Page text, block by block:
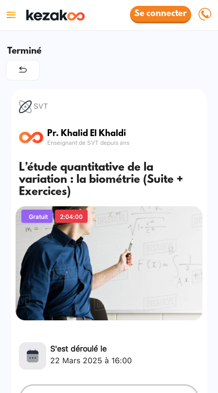
Se connecter
Terminé
SVT
Pr. Khalid El Khaldi
Enseignant de SVT depuis ans
L’étude quantitative de la
variation : la biométrie (Suite +
Exercices)
Gratuit 2:04:00
S'est déroulé le
22 Mars 2025 à 16:00